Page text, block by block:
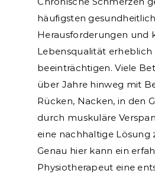
häufigsten
Herausforderungen und
Lebensqualität erheblich
beeinträchtigen. Viele
über Jahre hinweg mit
Rücken, Nacken, in den
durch muskuläre
eine nachhaltige Lösung
Genau hier kann ein
Physiotherapeut eine